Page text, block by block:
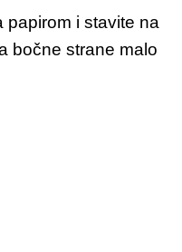
papirom i stavite na
bočne strane malo